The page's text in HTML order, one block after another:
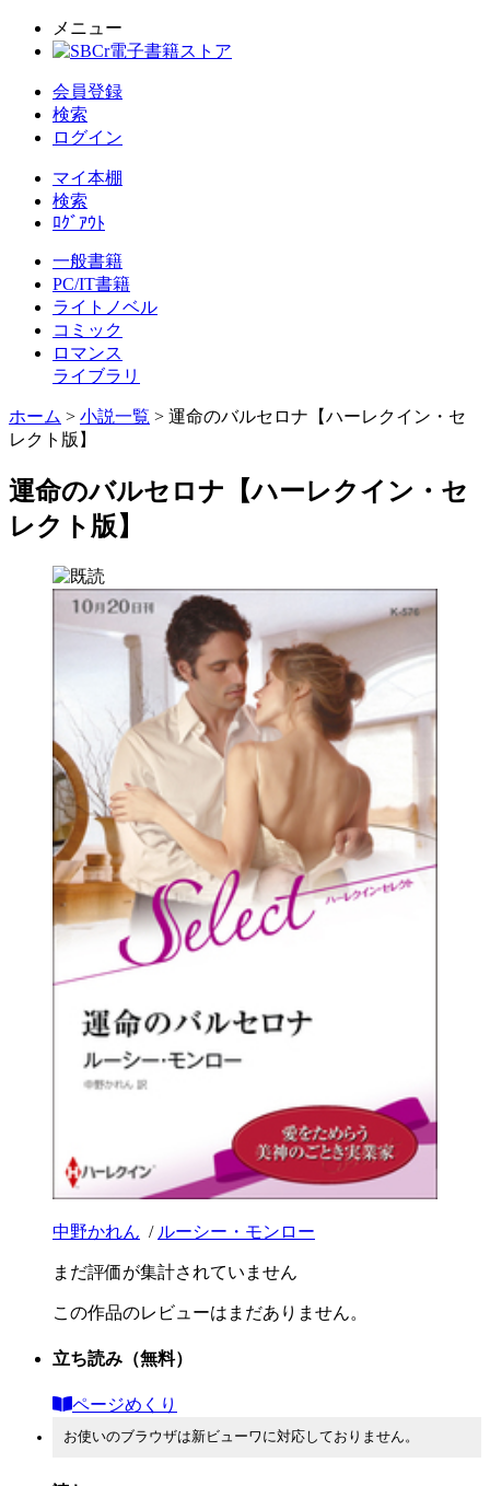
メニュー
会員登録
検索
ログイン
マイ本棚
検索
ﾛｸﾞｱｳﾄ
一般書籍
PC/IT書籍
ライトノベル
コミック
ロマンス
ライブラリ
ホーム > 小説一覧 > 運命のバルセロナ【ハーレクイン・セ
レクト版】
運命のバルセロナ【ハーレクイン・セ
レクト版】
中野かれん / ルーシー・モンロー
まだ評価が集計されていません
この作品のレビューはまだありません。
立ち読み （無料）
ページめくり
お使いのブラウザは新ビューワに対応しておりません。